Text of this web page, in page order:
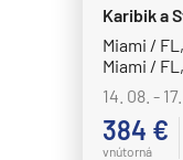
Karibik a
Miami /
Miami /
14. 08. -
384 €
vnútorná